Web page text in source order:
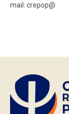
mail: crepop@